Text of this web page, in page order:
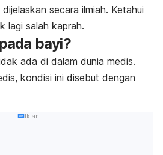
secara ilmiah. Ketahui
lagi salah kaprah.
bayi?
ada di dalam dunia medis.
kondisi ini disebut dengan
Iklan